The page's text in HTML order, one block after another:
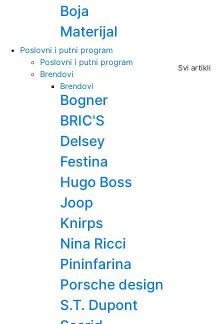
Boja
Materijal
Poslovni i putni program
Svi artikli
Poslovni i putni program
Brendovi
Brendovi
Bogner
BRIC'S
Delsey
Festina
Hugo Boss
Joop
Knirps
Nina Ricci
Pininfarina
Porsche design
S.T. Dupont